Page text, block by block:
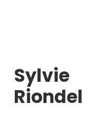
Sylvie
Riondel